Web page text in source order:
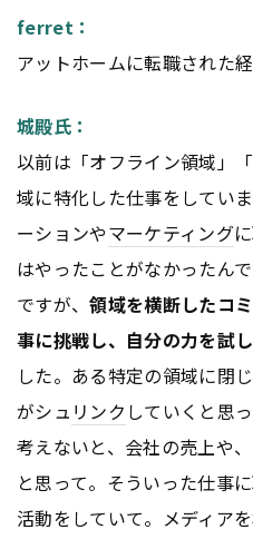
ferret：
アットホームに転職された
城殿氏：
以前は「オフライン領域」
域に特化した仕事をしてい
ーションやマーケティング
はやったことがなかったんで
ですが、領域を横断したコ
事に挑戦し、自分の力を試
した。ある特定の領域に閉
がシュ リンク していくと思
考えないと、会社の売上や
と思って。そういった仕事
活動をしていて。メディア